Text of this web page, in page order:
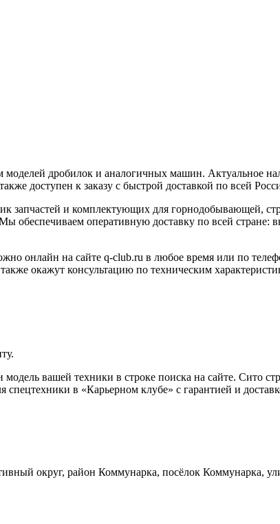
дробилок и аналогичных машин. Актуальное
доступен к заказу с быстрой доставкой по всей
запчастей и комплектующих для горнодобывающей,
обеспечиваем оперативную доставку по всей стране:
онлайн на сайте q-club.ru в любое время или по
окажут консультацию по техническим
модель вашей техники в строке поиска на сайте. Сито
в «Карьерном клубе» с гарантией и
округ, район Коммунарка, посёлок Коммунарка,